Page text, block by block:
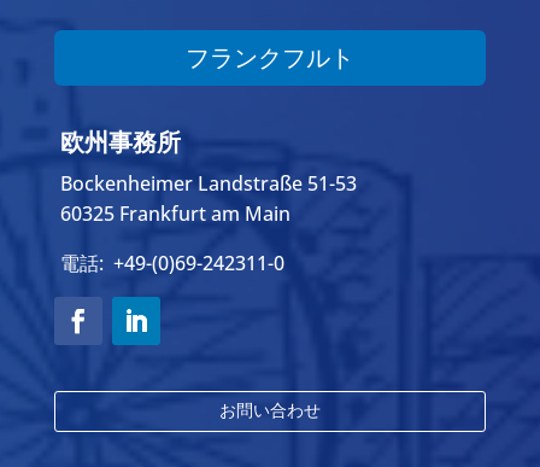
フランクフルト
欧州事務所
Bockenheimer Landstraße 51-53
60325 Frankfurt am Main
電話: +49-(0)69-242311-0
お問い合わせ